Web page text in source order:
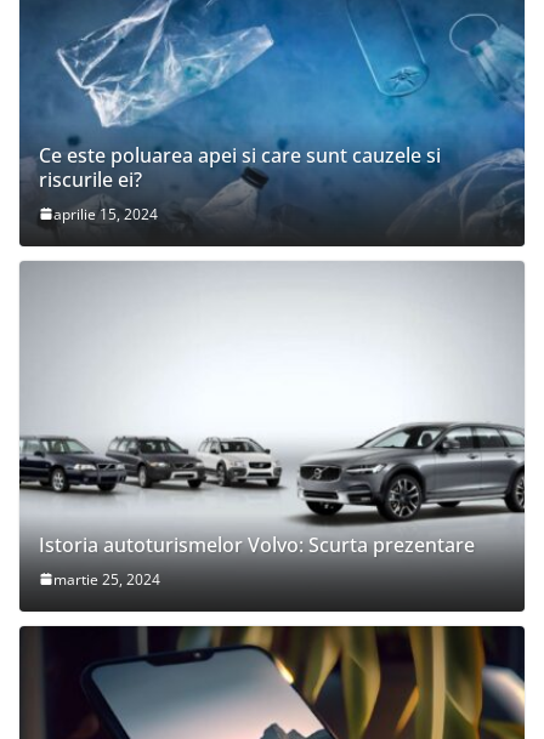
Ce este poluarea apei si care sunt cauzele si
riscurile ei?
aprilie 15, 2024
Istoria autoturismelor Volvo: Scurta prezentare
martie 25, 2024